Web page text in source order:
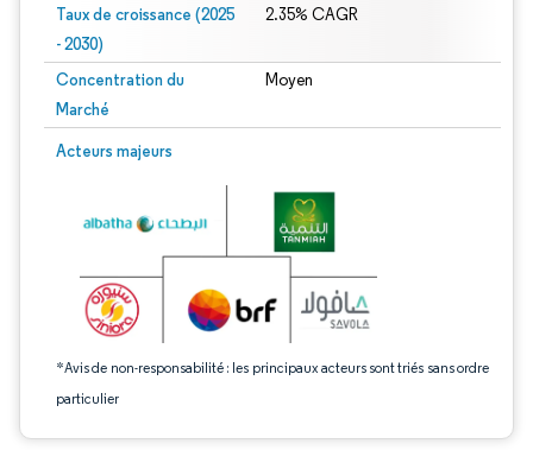
Taux de croissance (2025
- 2030)
2.35% CAGR
Concentration du
Marché
Moyen
Acteurs majeurs
*Avis de non-responsabilité : les principaux acteurs sont triés sans ordre
particulier
Image © Mordor Intelligence. La réutilisation nécessite une attribution sous CC